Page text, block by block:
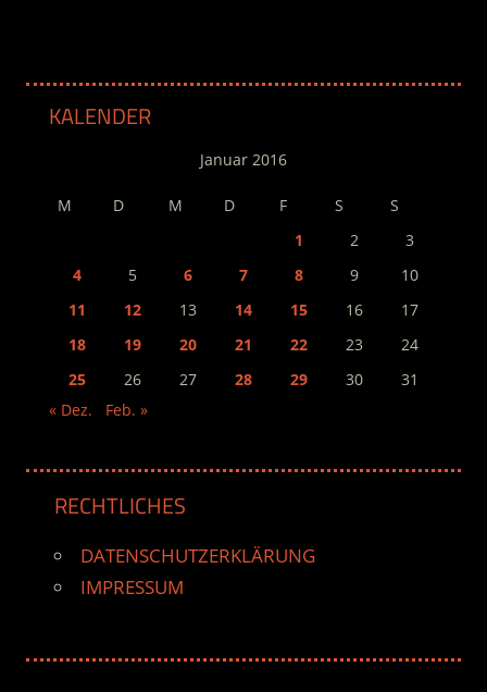
KALENDER
Januar 2016
M D M D F S
S
1
2
3
4
5 6 7 8 9
10
11
12 13 14 15 16
17
18
19 20 21 22 23
24
25
26 27 28 29 30
31
« Dez.
Feb. »
RECHTLICHES
DATENSCHUTZERKLÄRUNG
IMPRESSUM